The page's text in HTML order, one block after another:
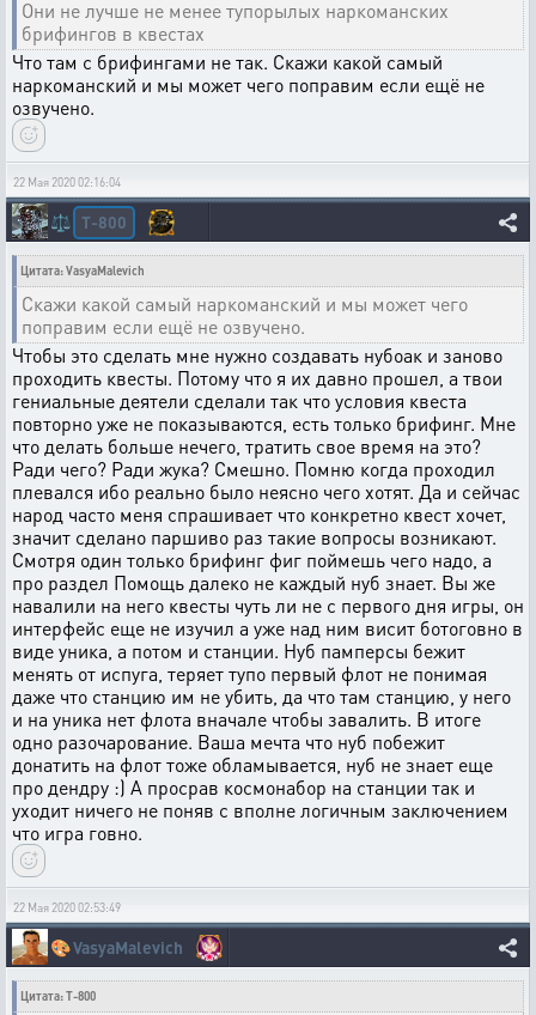
Они не лучше не менее тупорылых наркоманских
брифингов в квестах
Что там с брифингами не так. Скажи какой самый
наркоманский и мы может чего поправим если ещё не
озвучено.
22 Мая 2020 02:16:04
⚖️ T-800
Цитата: VasyaMalevich
Скажи какой самый наркоманский и мы может чего
поправим если ещё не озвучено.
Чтобы это сделать мне нужно создавать нубоак и заново
проходить квесты. Потому что я их давно прошел, а твои
гениальные деятели сделали так что условия квеста
повторно уже не показываются, есть только брифинг. Мне
что делать больше нечего, тратить свое время на это?
Ради чего? Ради жука? Смешно. Помню когда проходил
плевался ибо реально было неясно чего хотят. Да и сейчас
народ часто меня спрашивает что конкретно квест хочет,
значит сделано паршиво раз такие вопросы возникают.
Смотря один только брифинг фиг поймешь чего надо, а
про раздел Помощь далеко не каждый нуб знает. Вы же
навалили на него квесты чуть ли не с первого дня игры, он
интерфейс еще не изучил а уже над ним висит ботоговно в
виде уника, а потом и станции. Нуб памперсы бежит
менять от испуга, теряет тупо первый флот не понимая
даже что станцию им не убить, да что там станцию, у него
и на уника нет флота вначале чтобы завалить. В итоге
одно разочарование. Ваша мечта что нуб побежит
донатить на флот тоже обламывается, нуб не знает еще
про дендру :) А просрав космонабор на станции так и
уходит ничего не поняв с вполне логичным заключением
что игра говно.
22 Мая 2020 02:53:49
🎨VasyaMalevich
Цитата: T-800